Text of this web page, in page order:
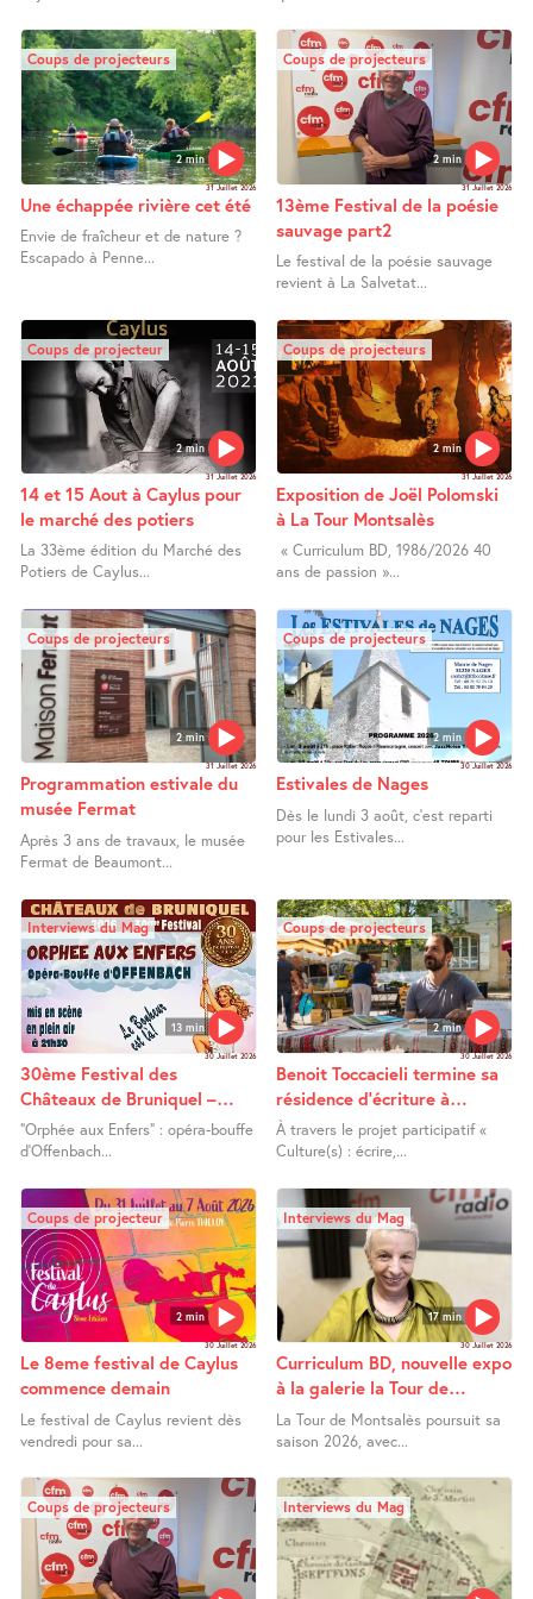
2 min
Coups de projecteurs
31 Juillet 2026
Une échappée rivière cet été
Envie de fraîcheur et de nature ?
Escapado à Penne...
2 min
Coups de projecteurs
31 Juillet 2026
13ème Festival de la poésie
sauvage part2
Le festival de la poésie sauvage
revient à La Salvetat...
2 min
Coups de projecteur
31 Juillet 2026
14 et 15 Aout à Caylus pour
le marché des potiers
La 33ème édition du Marché des
Potiers de Caylus...
2 min
Coups de projecteurs
31 Juillet 2026
Exposition de Joël Polomski
à La Tour Montsalès
« Curriculum BD, 1986/2026 40
ans de passion »...
2 min
Coups de projecteurs
31 Juillet 2026
Programmation estivale du
musée Fermat
Après 3 ans de travaux, le musée
Fermat de Beaumont...
2 min
Coups de projecteurs
30 Juillet 2026
Estivales de Nages
Dès le lundi 3 août, c’est reparti
pour les Estivales...
13 min
Interviews du Mag
30 Juillet 2026
30ème Festival des
Châteaux de Bruniquel –
Orphée aux Enfers
"Orphée aux Enfers" : opéra-bouffe
d’Offenbach...
2 min
Coups de projecteurs
30 Juillet 2026
Benoit Toccacieli termine sa
résidence d’écriture à
Lafrançaise
À travers le projet participatif «
Culture(s) : écrire,...
2 min
Coups de projecteur
30 Juillet 2026
Le 8eme festival de Caylus
commence demain
Le festival de Caylus revient dès
vendredi pour sa...
17 min
Interviews du Mag
30 Juillet 2026
Curriculum BD, nouvelle expo
à la galerie la Tour de
Montsalès
La Tour de Montsalès poursuit sa
saison 2026, avec...
Coups de projecteurs Interviews du Mag